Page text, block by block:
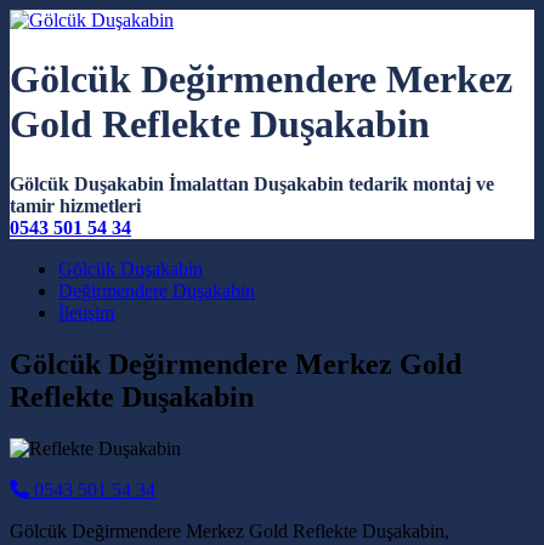
Gölcük Değirmendere Merkez
Gold Reflekte Duşakabin
Gölcük Duşakabin İmalattan Duşakabin tedarik montaj ve
tamir hizmetleri
0543 501 54 34
Main Navigation
Gölcük Duşakabin
Değirmendere Duşakabin
İletişim
Gölcük Değirmendere Merkez Gold
Reflekte Duşakabin
0543 501 54 34
Gölcük Değirmendere Merkez Gold Reflekte Duşakabin,